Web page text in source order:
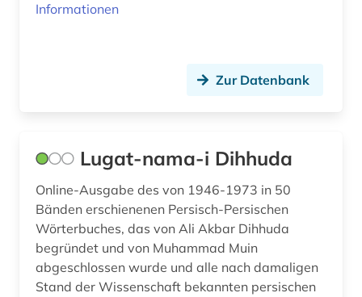
Informationen
Zur Datenbank
Lugat-nama-i Dihhuda
Online-Ausgabe des von 1946-1973 in 50
Bänden erschienenen Persisch-Persischen
Wörterbuches, das von Ali Akbar Dihhuda
begründet und von Muhammad Muin
abgeschlossen wurde und alle nach damaligen
Stand der Wissenschaft bekannten persischen